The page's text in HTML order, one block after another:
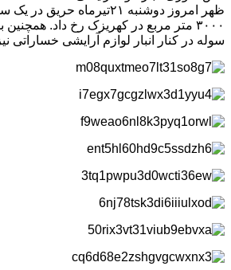
ظهر امروز دوشنبه ۲۱تیرماه
۳۰۰۰ متر مربع در کهریزک رخ داد.
سوله در کنار انبار لوازم آرایشی خساراتی